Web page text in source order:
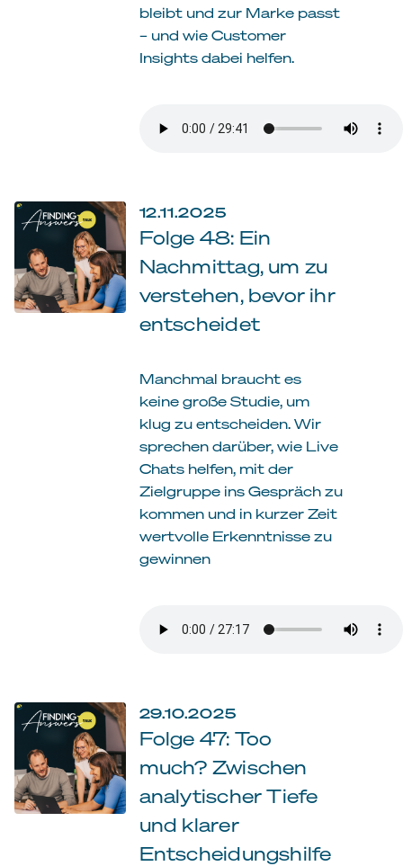
bleibt und zur Marke passt
– und wie Customer
Insights dabei helfen.
12.11.2025
Folge 48: Ein
Nachmittag, um zu
verstehen, bevor ihr
entscheidet
Manchmal braucht es
keine große Studie, um
klug zu entscheiden. Wir
sprechen darüber, wie Live
Chats helfen, mit der
Zielgruppe ins Gespräch zu
kommen und in kurzer Zeit
wertvolle Erkenntnisse zu
gewinnen
29.10.2025
Folge 47: Too
much? Zwischen
analytischer Tiefe
und klarer
Entscheidungshilfe